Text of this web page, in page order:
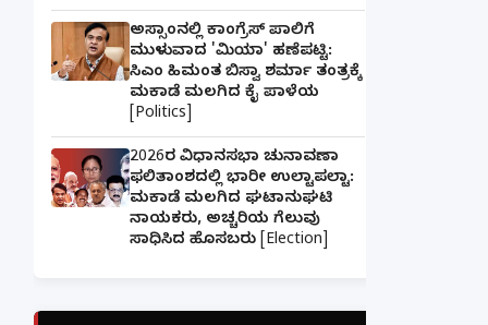
ಅಸ್ಸಾಂನಲ್ಲಿ ಕಾಂಗ್ರೆಸ್ ಪಾಲಿಗೆ
ಮುಳುವಾದ 'ಮಿಯಾ' ಹಣೆಪಟ್ಟಿ:
ಸಿಎಂ ಹಿಮಂತ ಬಿಸ್ವಾ ಶರ್ಮಾ ತಂತ್ರಕ್ಕೆ
ಮಕಾಡೆ ಮಲಗಿದ ಕೈ ಪಾಳೆಯ
[Politics]
2026ರ ವಿಧಾನಸಭಾ ಚುನಾವಣಾ
ಫಲಿತಾಂಶದಲ್ಲಿ ಭಾರೀ ಉಲ್ಟಾಪಲ್ಟಾ:
ಮಕಾಡೆ ಮಲಗಿದ ಘಟಾನುಘಟಿ
ನಾಯಕರು, ಅಚ್ಚರಿಯ ಗೆಲುವು
ಸಾಧಿಸಿದ ಹೊಸಬರು [Election]